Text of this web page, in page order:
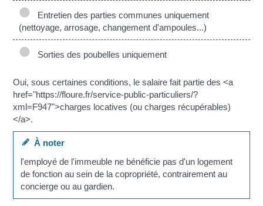
Entretien des parties communes uniquement
(nettoyage, arrosage, changement d'ampoules...)
Sorties des poubelles uniquement
Oui, sous certaines conditions, le salaire fait partie des <a
href="https://floure.fr/service-public-particuliers/?
xml=F947">charges locatives (ou charges récupérables)
</a>.
À noter
l'employé de l'immeuble ne bénéficie pas d'un logement
de fonction au sein de la copropriété, contrairement au
concierge ou au gardien.